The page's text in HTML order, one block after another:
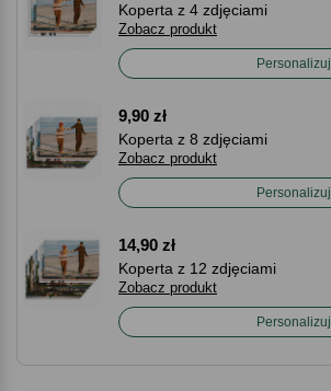
Koperta z 4 zdjęciami
Zobacz produkt
Personalizuj
9,90 zł
Koperta z 8 zdjęciami
Zobacz produkt
Personalizuj
14,90 zł
Koperta z 12 zdjęciami
Zobacz produkt
Personalizuj